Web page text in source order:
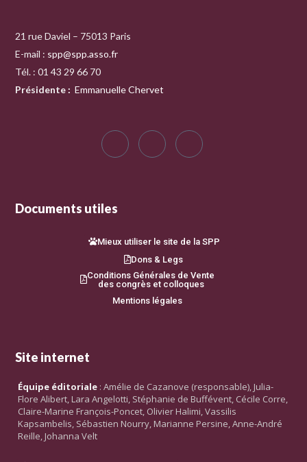
21 rue Daviel – 75013 Paris
E-mail : spp@spp.asso.fr
Tél. : 01 43 29 66 70
Présidente : Emmanuelle Chervet
Documents utiles
Mieux utiliser le site de la SPP
Dons & Legs
Conditions Générales de Vente
des congrès et colloques
Mentions légales
Site internet
Équipe éditoriale : Amélie de Cazanove (responsable), Julia-
Flore Alibert, Lara Angelotti, Stéphanie de Buffévent, Cécile Corre,
Claire-Marine François-Poncet, Olivier Halimi, Vassilis
Kapsambelis, Sébastien Nourry, Marianne Persine, Anne-André
Reille, Johanna Velt